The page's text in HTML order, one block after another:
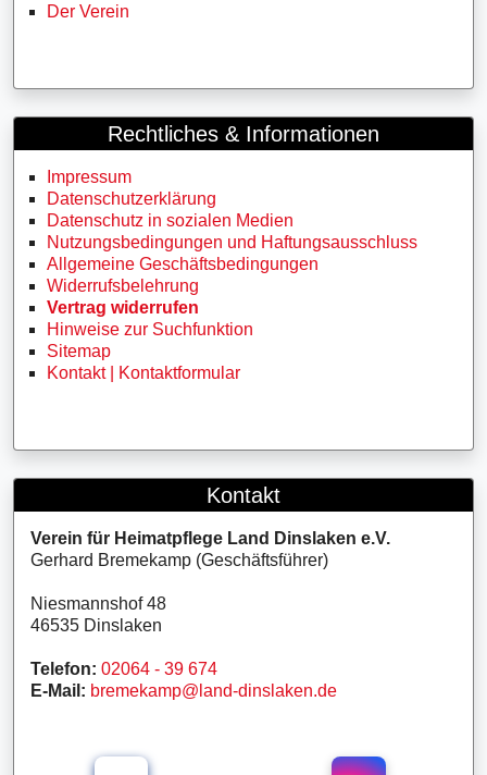
Der Verein
Rechtliches & Informationen
Impressum
Datenschutzerklärung
Datenschutz in sozialen Medien
Nutzungsbedingungen und Haftungsausschluss
Allgemeine Geschäftsbedingungen
Widerrufsbelehrung
Vertrag widerrufen
Hinweise zur Suchfunktion
Sitemap
Kontakt | Kontaktformular
Kontakt
Verein für Heimatpflege Land Dinslaken e.V.
Gerhard Bremekamp (Geschäftsführer)
Niesmannshof 48
46535 Dinslaken
Telefon: 02064 - 39 674
E-Mail: bremekamp@land-dinslaken.de